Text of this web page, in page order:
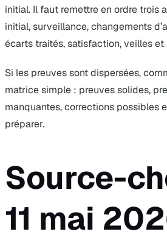
initial. Il faut remettre en ordre trois
initial, surveillance, changements
écarts traités, satisfaction, veilles
Si les preuves sont dispersées,
matrice simple : preuves solides,
manquantes, corrections possibles
préparer.
Source-
11 mai